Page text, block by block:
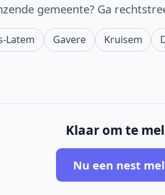
gemeente? Ga
Latem Gavere Kruisem
Klaar om te
Nu een nest